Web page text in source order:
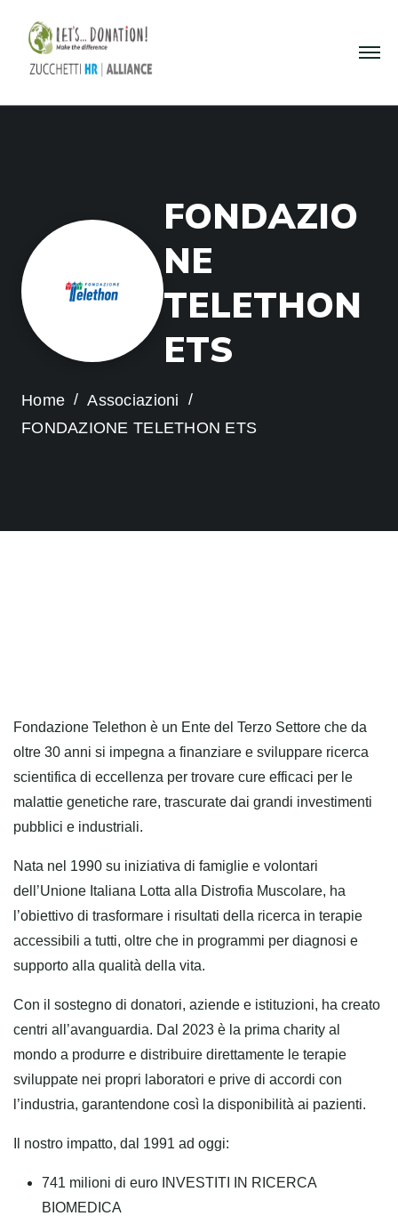
FONDAZIO
NE
TELETHON
ETS
Home
Associazioni
FONDAZIONE TELETHON ETS
Fondazione Telethon è un Ente del Terzo Settore che da
oltre 30 anni si impegna a finanziare e sviluppare ricerca
scientifica di eccellenza per trovare cure efficaci per le
malattie genetiche rare, trascurate dai grandi investimenti
pubblici e industriali.
Nata nel 1990 su iniziativa di famiglie e volontari
dell’Unione Italiana Lotta alla Distrofia Muscolare, ha
l’obiettivo di trasformare i risultati della ricerca in terapie
accessibili a tutti, oltre che in programmi per diagnosi e
supporto alla qualità della vita.
Con il sostegno di donatori, aziende e istituzioni, ha creato
centri all’avanguardia. Dal 2023 è la prima charity al
mondo a produrre e distribuire direttamente le terapie
sviluppate nei propri laboratori e prive di accordi con
l’industria, garantendone così la disponibilità ai pazienti.
Il nostro impatto, dal 1991 ad oggi:
741 milioni di euro INVESTITI IN RICERCA
BIOMEDICA